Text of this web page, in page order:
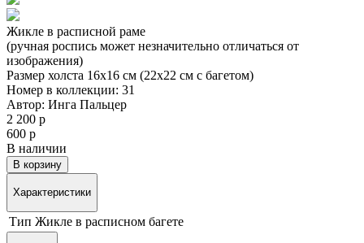
Жикле в расписной раме
(ручная роспись может незначительно отличаться от
изображения)
Размер холста 16х16 см (22х22 см с багетом)
Номер в коллекции: 31
Автор: Инга Пальцер
2 200 р
600 р
В наличии
В корзину
Характеристики
Тип Жикле в расписном багете